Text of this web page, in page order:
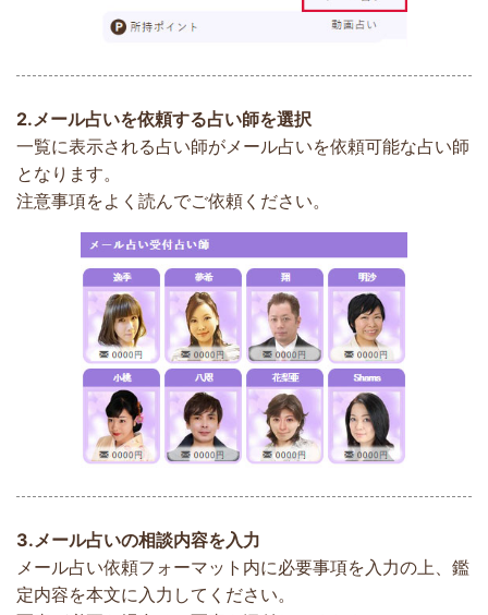
2.メール占いを依頼する占い師を選択
一覧に表示される占い師がメール占いを依頼可能な占い師
となります。
注意事項をよく読んでご依頼ください。
3. メール占いの相談内容を入力
メール占い依頼フォーマット内に必要事項を入力の上、鑑
定内容を本文に入力してください。